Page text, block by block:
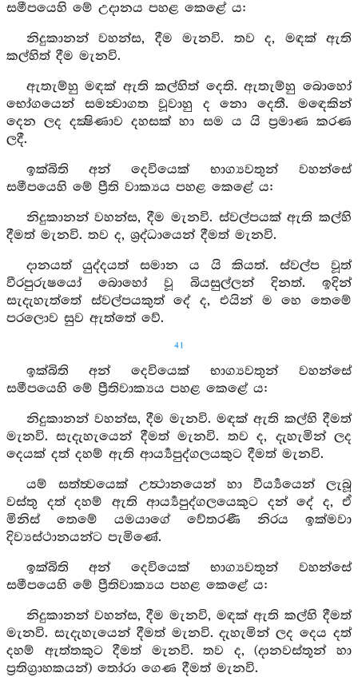
සමීපයෙහි මේ උදානය පහළ කෙළේ ය:
නිදුකානන් වහන්ස, දීම මැනවි. තව ද, මඳක් ඇති
කල්හිත් දීම මැනවි.
ඇතැම්හු මඳක් ඇති කල්හිත් දෙති. ඇතැම්හු බොහෝ
භෝගයෙන් සමන්‍වාගත වූවාහු ද නො දෙතී. මඳෙකින්
දෙන ලද දක්‍ෂිණාව දහසක් හා සම ය යි ප්‍රමාණ කරණ
ලදී.
ඉක්බිති අන් දෙවියෙක් භාග්‍යවතුන් වහන්සේ
සමීපයෙහි මේ ප්‍රීති වාක්‍යය පහළ කෙළේ ය:
නිදුකානන් වහන්ස, දීම මැනවි. ස්වල්පයක් ඇති කල්හි
දීමත් මැනවි. තව ද, ශ්‍රද්ධායෙන් දීමත් මැනවි.
දානයත් යුද්දයත් සමාන ය යි කියත්. ස්වල්ප වූත්
වීරපුරුෂයෝ බොහෝ වූ බියසුල්ලන් දිනත්. ඉදින්
සැදැහැත්තේ ස්වල්පයකුත් දේ ද, එයින් ම හෙ තෙමේ
පරලොව සුව ඇත්තේ වේ.
41
ඉක්බිති අන් දෙවියෙක් භාග්‍යවතුන් වහන්සේ
සමීපයෙහි මේ ප්‍රීතිවාක්‍යය පහළ කෙළේ ය:
නිදුකානන් වහන්ස, දීම මැනවි. මඳක් ඇති කල්හි දීමත්
මැනවි. සැදැහැයෙන් දීමත් මැනවි. තව ද, දැහැමින් ලද
දෙයක් දත් දහම් ඇති ආර්‍ය්‍යපුද්ගලයකුට දීමත් මැනවි.
යම් සත්ත්‍වයෙක් උත්‍ථානයෙන් හා වීර්‍ය්‍යයෙන් ලැබූ
වස්තු දත් දහම් ඇති ආර්‍ය්‍යපුද්ගලයෙකුට දන් දේ ද, ඒ
මිනිස් තෙමේ යමයාගේ වේතරණී නිරය ඉක්මවා
දිව්‍යස්ථානයන්ට පැමිණේ.
ඉක්බිති අන් දෙවියෙක් භාග්‍යවතුන් වහන්සේ
සමීපයෙහි මේ ප්‍රීතිවාක්‍යය පහළ කෙළේ ය:
නිදුකානන් වහන්ස, දීම මැනවි, මඳක් ඇති කල්හි දීමත්
මැනවි. සැදැහැයෙන් දීමත් මැනවි. දැහැමින් ලද දෙය දත්
දහම් ඇත්තකුට දීමත් මැනවි. තව ද, (දානවස්තූන් හා
ප්‍රතිග්‍රාහකයන්) තෝරා ගෙණ දීමත් මැනවි.